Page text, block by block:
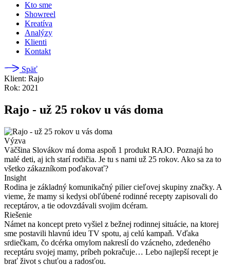
Kto sme
Showreel
Kreatíva
Analýzy
Klienti
Kontakt
Späť
Klient: Rajo
Rok: 2021
Rajo - už 25 rokov u vás doma
Výzva
Väčšina Slovákov má doma aspoň 1 produkt RAJO. Poznajú ho
malé deti, aj ich starí rodičia. Je tu s nami už 25 rokov. Ako sa za to
všetko zákazníkom poďakovať?
Insight
Rodina je základný komunikačný pilier cieľovej skupiny značky. A
vieme, že mamy si kedysi obľúbené rodinné recepty zapisovali do
receptárov, a tie odovzdávali svojim dcéram.
Riešenie
Námet na koncept preto vyšiel z bežnej rodinnej situácie, na ktorej
sme postavili hlavnú ideu TV spotu, aj celú kampaň. Vďaka
srdiečkam, čo dcérka omylom nakreslí do vzácneho, zdedeného
receptáru svojej mamy, príbeh pokračuje… Lebo najlepší recept je
brať život s chuťou a radosťou.